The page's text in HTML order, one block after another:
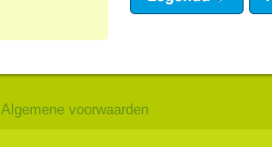
Algemene voorwaarden